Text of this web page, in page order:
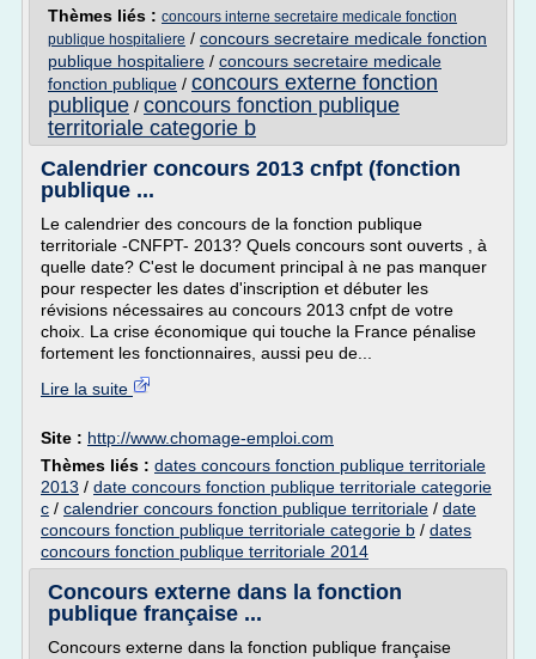
Thèmes liés : concours interne secretaire medicale fonction
publique hospitaliere / concours secretaire medicale fonction
publique hospitaliere / concours secretaire medicale
fonction publique / concours externe fonction
publique / concours fonction publique
territoriale categorie b
Calendrier concours 2013 cnfpt (fonction
publique ...
Le calendrier des concours de la fonction publique
territoriale -CNFPT- 2013? Quels concours sont ouverts , à
quelle date? C'est le document principal à ne pas manquer
pour respecter les dates d'inscription et débuter les
révisions nécessaires au concours 2013 cnfpt de votre
choix. La crise économique qui touche la France pénalise
fortement les fonctionnaires, aussi peu de...
Lire la suite
Site : http://www.chomage-emploi.com
Thèmes liés : dates concours fonction publique territoriale
2013 / date concours fonction publique territoriale categorie
c / calendrier concours fonction publique territoriale / date
concours fonction publique territoriale categorie b / dates
concours fonction publique territoriale 2014
Concours externe dans la fonction
publique française ...
Concours externe dans la fonction publique française